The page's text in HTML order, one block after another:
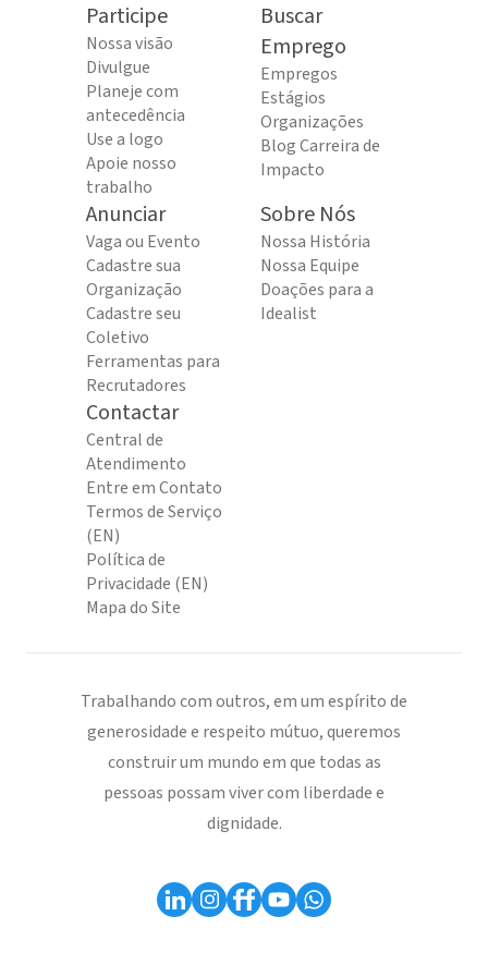
Participe
Nossa visão
Divulgue
Planeje com
antecedência
Use a logo
Apoie nosso
trabalho
Buscar
Emprego
Empregos
Estágios
Organizações
Blog Carreira de
Impacto
Anunciar
Vaga ou Evento
Cadastre sua
Organização
Cadastre seu
Coletivo
Ferramentas para
Recrutadores
Sobre Nós
Nossa História
Nossa Equipe
Doações para a
Idealist
Contactar
Central de
Atendimento
Entre em Contato
Termos de Serviço
(EN)
Política de
Privacidade (EN)
Mapa do Site
Trabalhando com outros, em um espírito de
generosidade e respeito mútuo, queremos
construir um mundo em que todas as
pessoas possam viver com liberdade e
dignidade.